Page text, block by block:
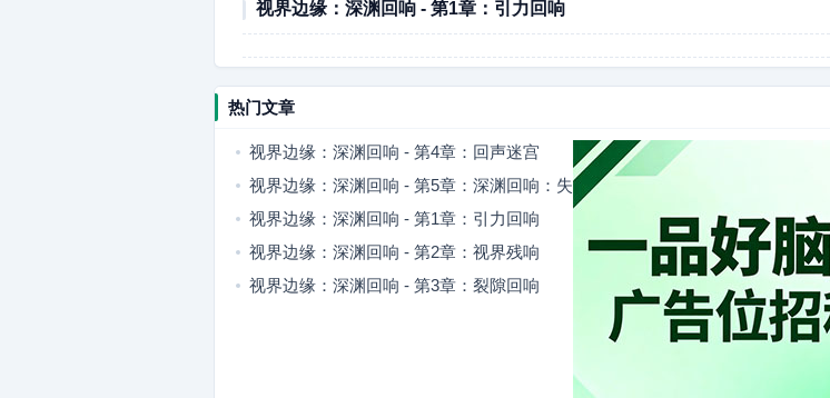
视界边缘：深渊回响 - 第1章：引力回响
热门文章
视界边缘：深渊回响 - 第4章：回声迷宫
视界边缘：深渊回响 - 第5章：深渊回响：失
控
视界边缘：深渊回响 - 第1章：引力回响
视界边缘：深渊回响 - 第2章：视界残响
视界边缘：深渊回响 - 第3章：裂隙回响